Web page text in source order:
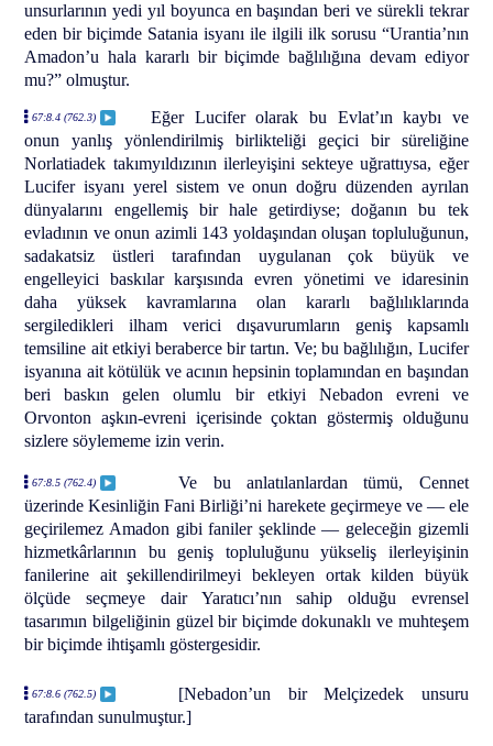
unsurlarının yedi yıl boyunca en başından beri ve sürekli tekrar
eden bir biçimde Satania isyanı ile ilgili ilk sorusu “Urantia’nın
Amadon’u hala kararlı bir biçimde bağlılığına devam ediyor
mu?” olmuştur.
67:8.4 (762.3)
Eğer Lucifer olarak bu Evlat’ın kaybı ve
onun yanlış yönlendirilmiş birlikteliği geçici bir süreliğine
Norlatiadek takımyıldızının ilerleyişini sekteye uğrattıysa, eğer
Lucifer isyanı yerel sistem ve onun doğru düzenden ayrılan
dünyalarını engellemiş bir hale getirdiyse; doğanın bu tek
evladının ve onun azimli 143 yoldaşından oluşan topluluğunun,
sadakatsiz üstleri tarafından uygulanan çok büyük ve
engelleyici baskılar karşısında evren yönetimi ve idaresinin
daha yüksek kavramlarına olan kararlı bağlılıklarında
sergiledikleri ilham verici dışavurumların geniş kapsamlı
temsiline ait etkiyi beraberce bir tartın. Ve; bu bağlılığın, Lucifer
isyanına ait kötülük ve acının hepsinin toplamından en başından
beri baskın gelen olumlu bir etkiyi Nebadon evreni ve
Orvonton aşkın-evreni içerisinde çoktan göstermiş olduğunu
sizlere söylememe izin verin.
67:8.5 (762.4)
Ve bu anlatılanlardan tümü, Cennet
üzerinde Kesinliğin Fani Birliği’ni harekete geçirmeye ve — ele
geçirilemez Amadon gibi faniler şeklinde — geleceğin gizemli
hizmetkârlarının bu geniş topluluğunu yükseliş ilerleyişinin
fanilerine ait şekillendirilmeyi bekleyen ortak kilden büyük
ölçüde seçmeye dair Yaratıcı’nın sahip olduğu evrensel
tasarımın bilgeliğinin güzel bir biçimde dokunaklı ve muhteşem
bir biçimde ihtişamlı göstergesidir.
67:8.6 (762.5)
[Nebadon’un bir Melçizedek unsuru
tarafından sunulmuştur.]